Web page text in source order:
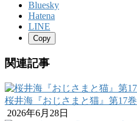
Bluesky
Hatena
LINE
Copy
関連記事
桜井海『おじさまと猫』第17巻
2026年6月28日